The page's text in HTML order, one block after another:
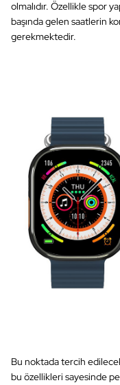
olmalıdır. Özellikle spor
başında gelen saatlerin
gerekmektedir.
Bu noktada tercih
bu özellikleri sayesinde